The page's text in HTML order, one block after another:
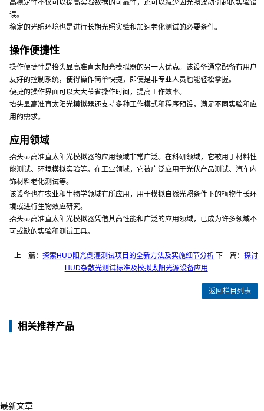
高稳定性不仅可以提高实验数据的可靠性，还可以减少因光照波动引起的实验错
误。
稳定的光照环境也是进行长期光照实验和加速老化测试的必要条件。
操作便捷性
操作便捷性是抬头显高准直太阳光模拟器的另一大优点。该设备通常配备有用户
友好的控制系统，使得操作简单快捷，即使是非专业人员也能轻松掌握。
便捷的操作界面可以大大节省操作时间，提高工作效率。
抬头显高准直太阳光模拟器还支持多种工作模式和程序预设，满足不同实验和应
用的需求。
应用领域
抬头显高准直太阳光模拟器的应用领域非常广泛。在科研领域，它被用于材料性
能测试、环境模拟实验等。在工业领域，它被广泛应用于光伏产品测试、汽车内
饰材料老化测试等。
该设备也在农业和生物学领域有所应用，用于模拟自然光照条件下的植物生长环
境或进行生物效应研究。
抬头显高准直太阳光模拟器凭借其高性能和广泛的应用领域，已成为许多领域不
可或缺的实验和测试工具。
上一篇：探索HUD阳光倒灌测试项目的全新方法及实施细节分析 下一篇：探讨
HUD杂散光测试标准及模拟太阳光源设备应用
返回栏目列表
相关推荐产品
最新文章